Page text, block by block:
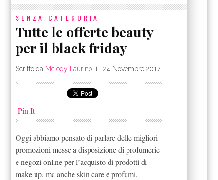
SENZA CATEGORIA
Tutte le offerte beauty
per il black friday
Scritto da Melody Laurino il24 Novembre 2017
Pin It
Oggi abbiamo pensato di parlare delle migliori
promozioni messe a disposizione di profumerie
e negozi online per l’acquisto di prodotti di
make up, ma anche skin care e profumi.